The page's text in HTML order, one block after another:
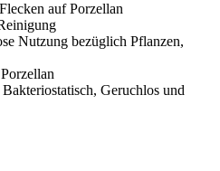
auf Porzellan
Nutzung bezüglich Pflanzen,
Geruchlos und